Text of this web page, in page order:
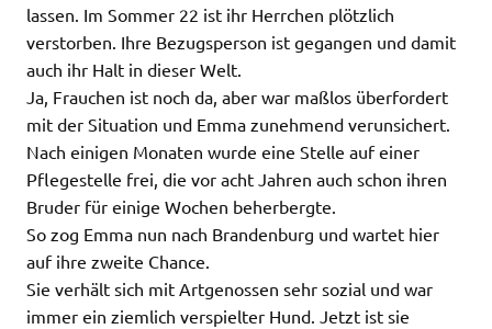
lassen. Im Sommer 22 ist ihr Herrchen plötzlich
verstorben. Ihre Bezugsperson ist gegangen und damit
auch ihr Halt in dieser Welt.
Ja, Frauchen ist noch da, aber war maßlos überfordert
mit der Situation und Emma zunehmend verunsichert.
Nach einigen Monaten wurde eine Stelle auf einer
Pflegestelle frei, die vor acht Jahren auch schon ihren
Bruder für einige Wochen beherbergte.
So zog Emma nun nach Brandenburg und wartet hier
auf ihre zweite Chance.
Sie verhält sich mit Artgenossen sehr sozial und war
immer ein ziemlich verspielter Hund. Jetzt ist sie